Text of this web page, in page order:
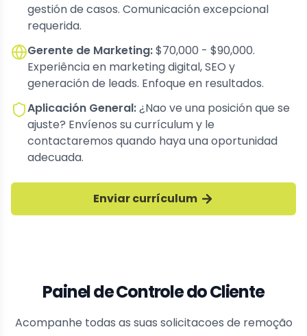
gestión de casos. Comunicación excepcional
requerida.
Gerente de Marketing:$70,000 - $90,000.
Experiência en marketing digital, SEO y
generación de leads. Enfoque en resultados.
Aplicación General:¿Nao ve una posición que se
ajuste? Envíenos su currículum y le
contactaremos quando haya una oportunidad
adecuada.
Enviar currículum
Painel de Controle do Cliente
Acompanhe todas as suas solicitacoes de remoção